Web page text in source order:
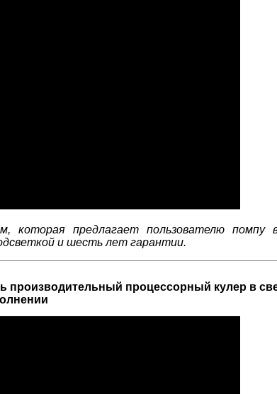
предлагает пользователю помпу
и шесть лет гарантии.
производительный процессорный кулер в